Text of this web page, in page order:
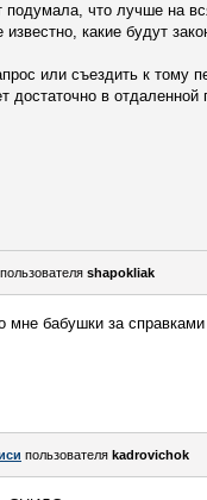
что лучше на
какие будут
или съездить к тому
достаточно в
пользователя shapokliak
мне бабушки за
пользователя kadrovichok